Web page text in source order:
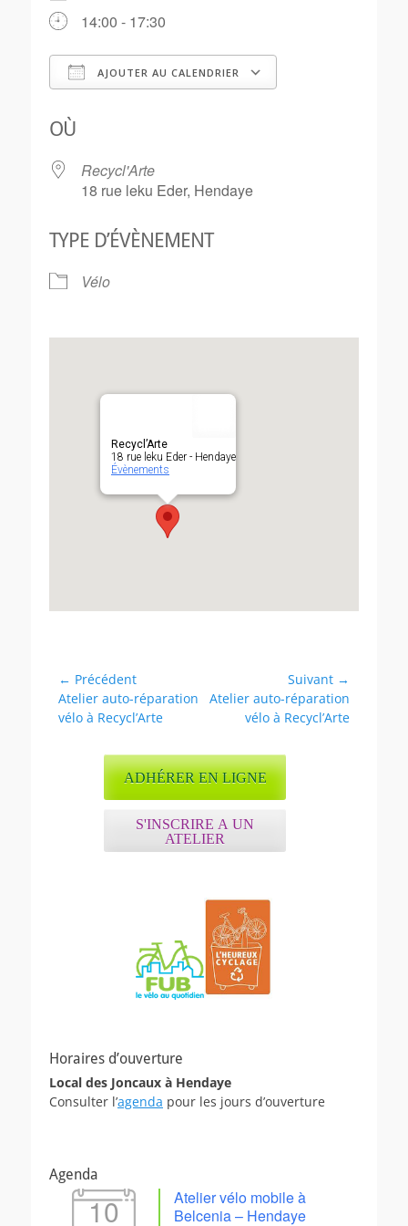
14:00 - 17:30
AJOUTER AU CALENDRIER
OÙ
Recycl'Arte
18 rue leku Eder, Hendaye
TYPE D’ÉVÈNEMENT
Vélo
Recycl’Arte
18 rue leku Eder - Hendaye
Évènements
Navigation
de
l’article
← Précédent
Article
précédent :
Atelier auto-réparation
vélo à Recycl’Arte
Suivant →
Article
suivant :
Atelier auto-réparation
vélo à Recycl’Arte
ADHÉRER EN LIGNE
S'INSCRIRE A UN
ATELIER
Horaires d’ouverture
Local des Joncaux à Hendaye
Consulter l’agenda pour les jours d’ouverture
Agenda
10
Atelier vélo mobile à
Belcenia – Hendaye